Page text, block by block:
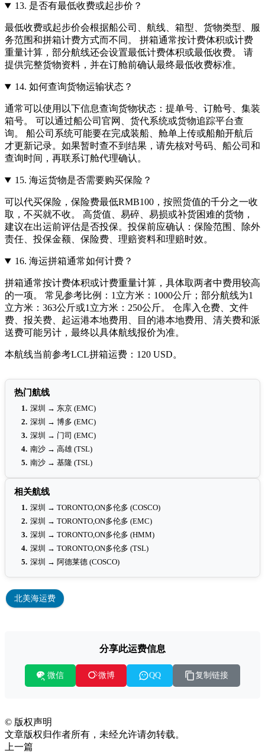
13. 是否有最低收费或起步价？
最低收费或起步价会根据船公司、航线、箱型、货物类型、服
务范围和拼箱计费方式而不同。 拼箱通常按计费体积或计费
重量计算，部分航线还会设置最低计费体积或最低收费。 请
提供完整货物资料，并在订舱前确认最终最低收费标准。
14. 如何查询货物运输状态？
通常可以使用以下信息查询货物状态：提单号、订舱号、集装
箱号。 可以通过船公司官网、货代系统或货物追踪平台查
询。 船公司系统可能要在完成装船、舱单上传或船舶开航后
才更新记录。如果暂时查不到结果，请先核对号码、船公司和
查询时间，再联系订舱代理确认。
15. 海运货物是否需要购买保险？
可以代买保险，保险费最低RMB100，按照货值的千分之一收
取，不买就不收。 高货值、易碎、易损或补货困难的货物，
建议在出运前评估是否投保。投保前应确认：保险范围、除外
责任、投保金额、保险费、理赔资料和理赔时效。
16. 海运拼箱通常如何计费？
拼箱通常按计费体积或计费重量计算，具体取两者中费用较高
的一项。 常见参考比例：1立方米：1000公斤；部分航线为1
立方米：363公斤或1立方米：250公斤。 仓库入仓费、文件
费、报关费、起运港本地费用、目的港本地费用、清关费和派
送费可能另计，最终以具体航线报价为准。
本航线当前参考LCL拼箱运费：120 USD。
热门航线
1. 深圳 → 东京 (EMC)
2. 深圳 → 博多 (EMC)
3. 深圳 → 门司 (EMC)
4. 南沙 → 高雄 (TSL)
5. 南沙 → 基隆 (TSL)
相关航线
1. 深圳 → TORONTO,ON多伦多 (COSCO)
2. 深圳 → TORONTO,ON多伦多 (EMC)
3. 深圳 → TORONTO,ON多伦多 (HMM)
4. 深圳 → TORONTO,ON多伦多 (TSL)
5. 深圳 → 阿德莱德 (COSCO)
北美海运费
分享此运费信息
微信 微博 QQ 复制链接
© 版权声明
文章版权归作者所有，未经允许请勿转载。
上一篇